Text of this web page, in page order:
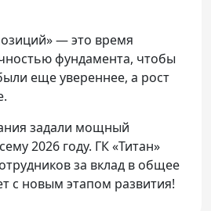
— это время
фундамента, чтобы
еще увереннее, а рост
задали мощный
2026 году. ГК «Титан»
за вклад в общее
с новым этапом развития!